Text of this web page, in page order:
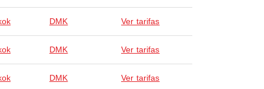
DMK Ver tarifas
DMK Ver tarifas
DMK Ver tarifas